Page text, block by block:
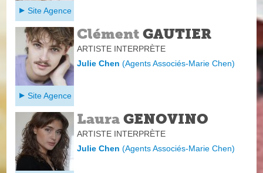
Site Agence
Clément GAUTIER
ARTISTE INTERPRÈTE
Julie Chen(Agents Associés-Marie Chen)
Site Agence
Laura GENOVINO
ARTISTE INTERPRÈTE
Julie Chen(Agents Associés-Marie Chen)